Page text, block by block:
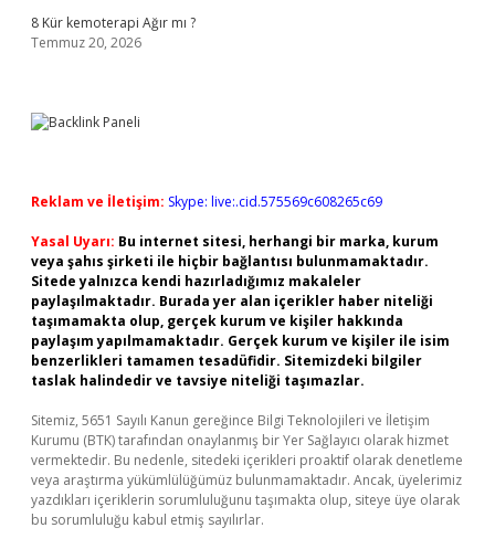
8 Kür kemoterapi Ağır mı ?
Temmuz 20, 2026
Reklam ve İletişim: Skype: live:.cid.575569c608265c69
Yasal Uyarı: Bu internet sitesi, herhangi bir marka, kurum
veya şahıs şirketi ile hiçbir bağlantısı bulunmamaktadır.
Sitede yalnızca kendi hazırladığımız makaleler
paylaşılmaktadır. Burada yer alan içerikler haber niteliği
taşımamakta olup, gerçek kurum ve kişiler hakkında
paylaşım yapılmamaktadır. Gerçek kurum ve kişiler ile isim
benzerlikleri tamamen tesadüfidir. Sitemizdeki bilgiler
taslak halindedir ve tavsiye niteliği taşımazlar.
Sitemiz, 5651 Sayılı Kanun gereğince Bilgi Teknolojileri ve İletişim
Kurumu (BTK) tarafından onaylanmış bir Yer Sağlayıcı olarak hizmet
vermektedir. Bu nedenle, sitedeki içerikleri proaktif olarak denetleme
veya araştırma yükümlülüğümüz bulunmamaktadır. Ancak, üyelerimiz
yazdıkları içeriklerin sorumluluğunu taşımakta olup, siteye üye olarak
bu sorumluluğu kabul etmiş sayılırlar.